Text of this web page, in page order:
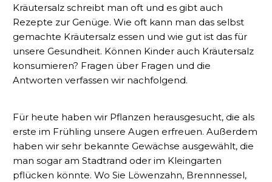
Kräutersalz schreibt man oft und es gibt auch
Rezepte zur Genüge. Wie oft kann man das selbst
gemachte Kräutersalz essen und wie gut ist das für
unsere Gesundheit. Können Kinder auch Kräutersalz
konsumieren? Fragen über Fragen und die
Antworten verfassen wir nachfolgend.
Für heute haben wir Pflanzen herausgesucht, die als
erste im Frühling unsere Augen erfreuen. Außerdem
haben wir sehr bekannte Gewächse ausgewählt, die
man sogar am Stadtrand oder im Kleingarten
pflücken könnte. Wo Sie Löwenzahn, Brennnessel,